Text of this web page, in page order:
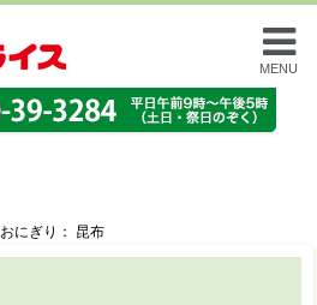
MENU
おにぎり： 昆布